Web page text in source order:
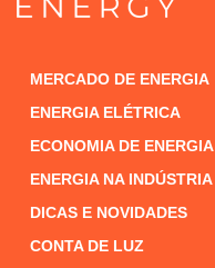
MERCADO DE ENERGIA
ENERGIA ELÉTRICA
ECONOMIA DE ENERGIA
ENERGIA NA INDÚSTRIA
DICAS E NOVIDADES
CONTA DE LUZ